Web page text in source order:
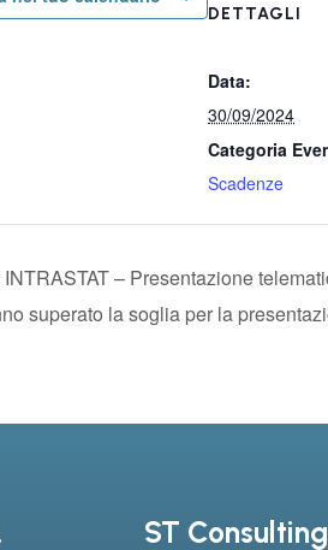
DETTAGLI
Data:
30/09/2024
Categoria
Scadenze
– Presentazione
superato la soglia per la
ST Consulting